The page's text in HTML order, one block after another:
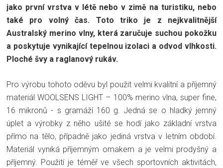
jako první vrstva v létě nebo v zimě na turistiku, nebo
také pro volný čas. Toto triko je z nejkvalitnější
Australský merino vlny, která zaručuje suchou pokožku
a poskytuje vynikající tepelnou izolaci a odvod vlhkosti.
Ploché švy a raglanový rukáv.
Pro výrobu tohoto oděvu byl použit velmi kvalitní a příjemný
materiál WOOLSENS LIGHT – 100% merino vlna, super fine,
16 mikronů - s gramáží 160 g. Jedná se o hladký jemný
úplet a výrobky z něho ušité se hodí jako základní vrstva
přímo na tělo, případně jako jediná vrstva v letním období.
Materiál vyniká příjemným omakem a je velmi prodyšný a
příjemný. Použití je téměř ve všech sportovních aktivitách,